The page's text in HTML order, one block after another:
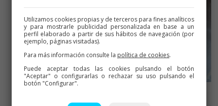
Utilizamos cookies propias y de terceros para fines analíticos
y para mostrarle publicidad personalizada en base a un
perfil elaborado a partir de sus hábitos de navegación (por
ejemplo, páginas visitadas).
Para más información consulte la política de cookies.
Puede aceptar todas las cookies pulsando el botón
"Aceptar" o configurarlas o rechazar su uso pulsando el
botón "Configurar".